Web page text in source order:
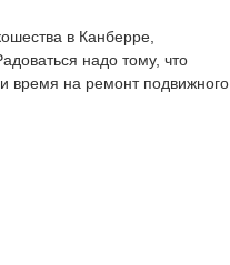
в Канберре,
надо тому, что
время на ремонт подвижного